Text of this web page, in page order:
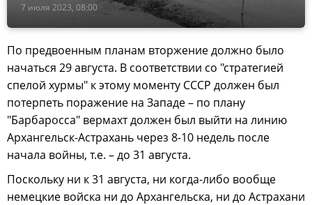
7 июля 2023, 08:00
По предвоенным планам вторжение должно было
начаться 29 августа. В соответствии со "стратегией
спелой хурмы" к этому моменту СССР должен был
потерпеть поражение на Западе – по плану
"Барбаросса" вермахт должен был выйти на линию
Архангельск-Астрахань через 8-10 недель после
начала войны, т.е. – до 31 августа.
Поскольку ни к 31 августа, ни когда-либо вообще
немецкие войска ни до Архангельска, ни до Астрахани